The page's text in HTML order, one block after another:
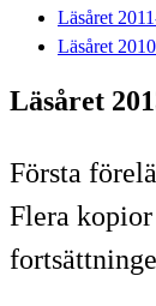
Läsåret
Läsåret
Läsåret
Första
Flera